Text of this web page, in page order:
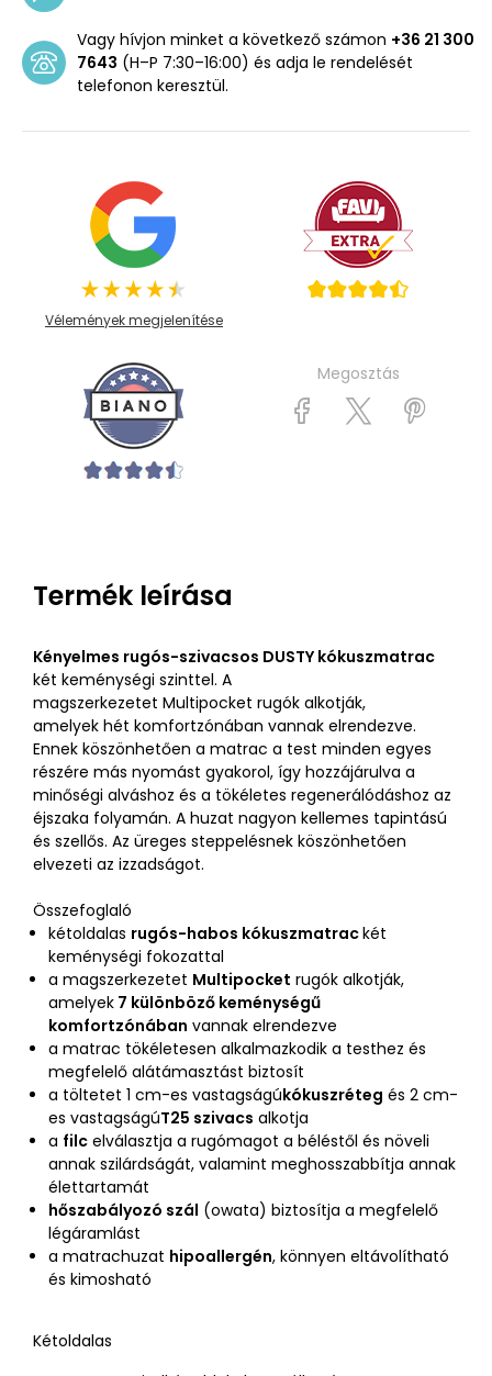
Vagy hívjon minket a következő számon +36 21 300
7643 (H–P 7:30–16:00) és adja le rendelését
telefonon keresztül.
Vélemények megjelenítése
Megosztás
Termék leírása
Kényelmes rugós-szivacsos DUSTY kókuszmatrac
két keménységi szinttel. A
magszerkezetet Multipocket rugók alkotják,
amelyek hét komfortzónában vannak elrendezve.
Ennek köszönhetően a matrac a test minden egyes
részére más nyomást gyakorol, így hozzájárulva a
minőségi alváshoz és a tökéletes regenerálódáshoz az
éjszaka folyamán. A huzat nagyon kellemes tapintású
és szellős. Az üreges steppelésnek köszönhetően
elvezeti az izzadságot.
Összefoglaló
kétoldalas rugós-habos kókuszmatrackét
keménységi fokozattal
a magszerkezetet Multipocket rugók alkotják,
amelyek 7 különböző keménységű
komfortzónában vannak elrendezve
a matrac tökéletesen alkalmazkodik a testhez és
megfelelő alátámasztást biztosít
a töltetet 1 cm-es vastagságúkókuszréteg és 2 cm-
es vastagságúT25 szivacs alkotja
a filc elválasztja a rugómagot a béléstől és növeli
annak szilárdságát, valamint meghosszabbítja annak
élettartamát
hőszabályozó szál (owata) biztosítja a megfelelő
légáramlást
a matrachuzat hipoallergén, könnyen eltávolítható
és kimosható
Kétoldalas